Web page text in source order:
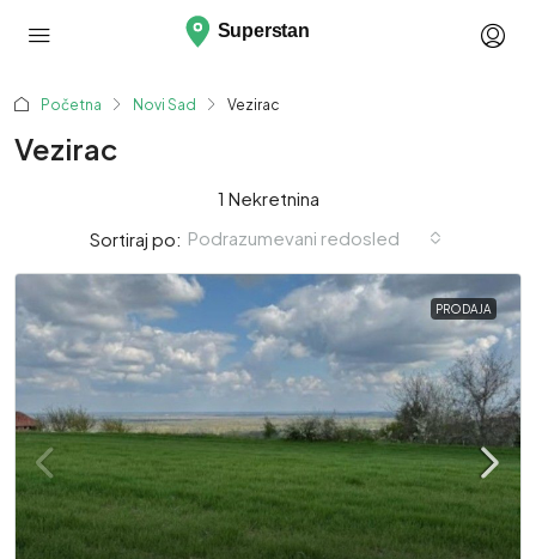
Početna Novi Sad Vezirac
Vezirac
1 Nekretnina
Sortiraj po: Podrazumevani redosled
PRODAJA